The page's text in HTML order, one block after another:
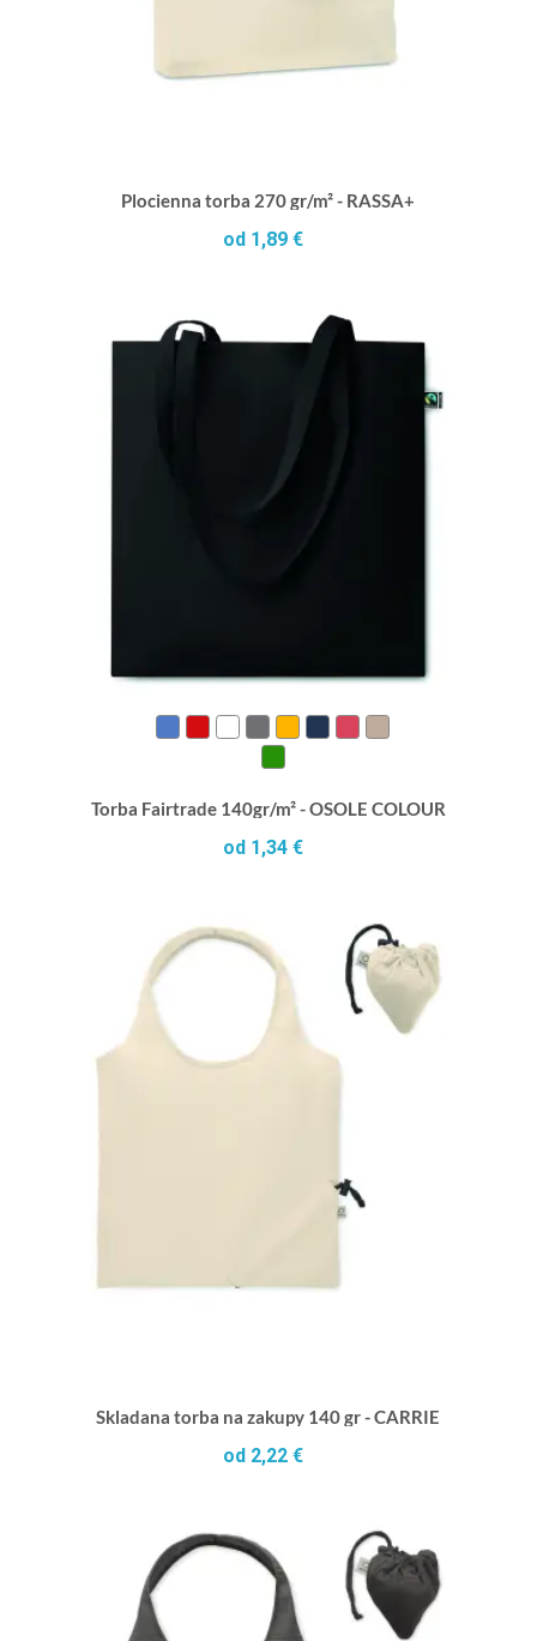
Plocienna torba 270 gr/m² - RASSA+
od 1,89 €
Torba Fairtrade 140gr/m² - OSOLE COLOUR
od 1,34 €
Skladana torba na zakupy 140 gr - CARRIE
od 2,22 €